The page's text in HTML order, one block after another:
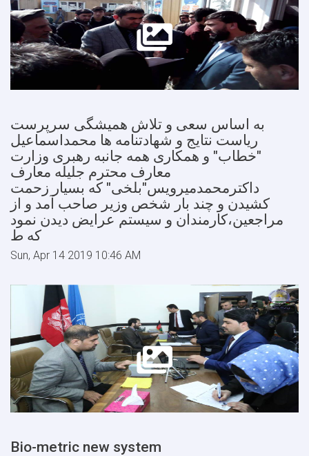
به اساس سعی و تلاش همیشگی سرپرست
ریاست نتایج و شهادتنامه ها محمداسماعیل
"خطاب" و همکاری همه جانبه رهبری وزارت
معارف محترم جلیله معارف
داکترمحمدمیرویس"بلخی" که بسیار زحمت
کشیدن و چند بار شخص وزیر صاحب آمد و از
مراجعین،کارمندان و سیستم عرایض دیدن نمود
که ط
Sun, Apr 14 2019 10:46 AM
Bio-metric new system